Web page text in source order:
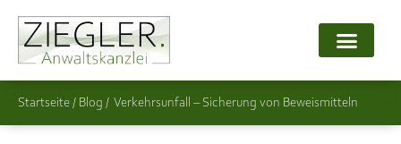
Startseite / Verkehrsunfall – Sicherung von Beweismitteln